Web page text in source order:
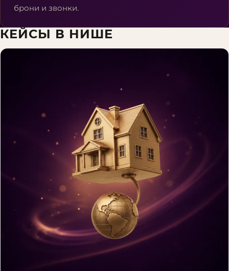
брони и звонки.
КЕЙСЫ В НИШЕ